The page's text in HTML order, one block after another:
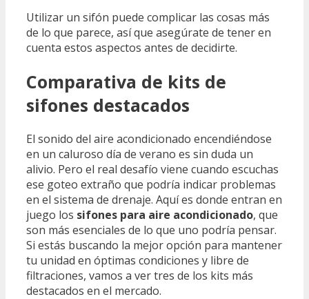
Utilizar un sifón puede complicar las cosas más
de lo que parece, así que asegúrate de tener en
cuenta estos aspectos antes de decidirte.
Comparativa de kits de
sifones destacados
El sonido del aire acondicionado encendiéndose
en un caluroso día de verano es sin duda un
alivio. Pero el real desafío viene cuando escuchas
ese goteo extraño que podría indicar problemas
en el sistema de drenaje. Aquí es donde entran en
juego los sifones para aire acondicionado, que
son más esenciales de lo que uno podría pensar.
Si estás buscando la mejor opción para mantener
tu unidad en óptimas condiciones y libre de
filtraciones, vamos a ver tres de los kits más
destacados en el mercado.